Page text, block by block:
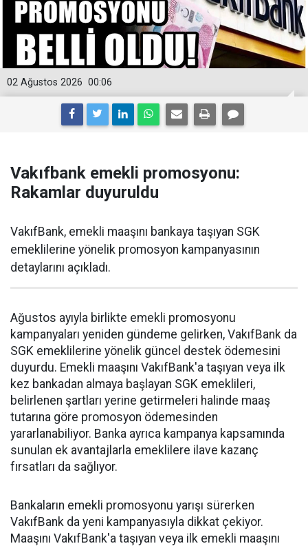
00:06
02 Ağustos 2026
Vakıfbank emekli promosyonu:
Rakamlar duyuruldu
VakıfBank, emekli maaşını bankaya taşıyan SGK
emeklilerine yönelik promosyon kampanyasının
detaylarını açıkladı.
Ağustos ayıyla birlikte emekli promosyonu
kampanyaları yeniden gündeme gelirken, VakıfBank da
SGK emeklilerine yönelik güncel destek ödemesini
duyurdu. Emekli maaşını VakıfBank'a taşıyan veya ilk
kez bankadan almaya başlayan SGK emeklileri,
belirlenen şartları yerine getirmeleri halinde maaş
tutarına göre promosyon ödemesinden
yararlanabiliyor. Banka ayrıca kampanya kapsamında
sunulan ek avantajlarla emeklilere ilave kazanç
fırsatları da sağlıyor.
Bankaların emekli promosyonu yarışı sürerken
VakıfBank da yeni kampanyasıyla dikkat çekiyor.
Maaşını VakıfBank'a taşıyan veya ilk emekli maaşını